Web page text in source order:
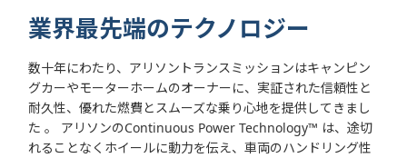
業界最先端のテクノロジー
数十年にわたり、アリソントランスミッションはキャンピン
グカーやモーターホームのオーナーに、実証された信頼性と
耐久性、優れた燃費とスムーズな乗り心地を提供してきまし
た 。 アリソンのContinuous Power Technology™ は、途切
れることなくホイールに動力を伝え、車両のハンドリング性